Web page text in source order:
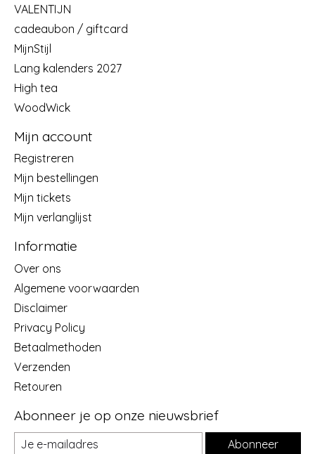
VALENTIJN
cadeaubon / giftcard
MijnStijl
Lang kalenders 2027
High tea
WoodWick
Mijn account
Registreren
Mijn bestellingen
Mijn tickets
Mijn verlanglijst
Informatie
Over ons
Algemene voorwaarden
Disclaimer
Privacy Policy
Betaalmethoden
Verzenden
Retouren
Abonneer je op onze nieuwsbrief
Abonneer